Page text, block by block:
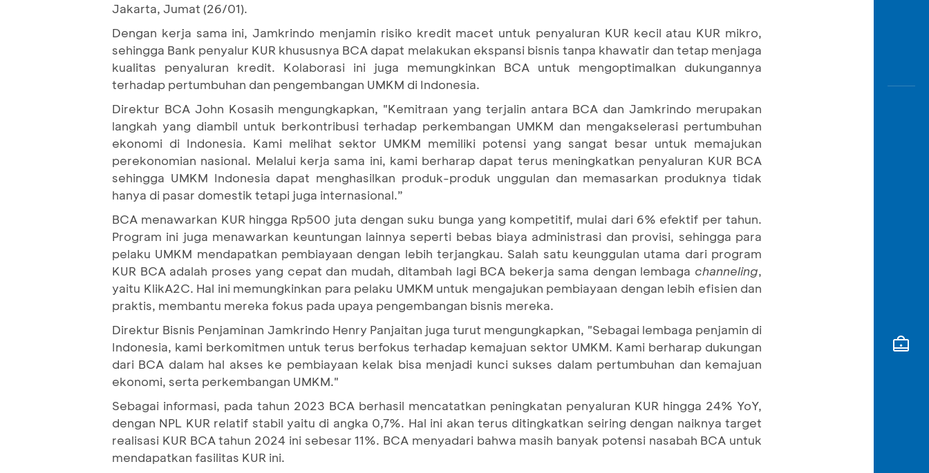
Jakarta, Jumat (26/01).
Dengan kerja sama ini, Jamkrindo menjamin risiko kredit macet untuk penyaluran KUR kecil atau KUR mikro,
sehingga Bank penyalur KUR khususnya BCA dapat melakukan ekspansi bisnis tanpa khawatir dan tetap menjaga
kualitas penyaluran kredit. Kolaborasi ini juga memungkinkan BCA untuk mengoptimalkan dukungannya
terhadap pertumbuhan dan pengembangan UMKM di Indonesia.
Direktur BCA John Kosasih mengungkapkan, "Kemitraan yang terjalin antara BCA dan Jamkrindo merupakan
langkah yang diambil untuk berkontribusi terhadap perkembangan UMKM dan mengakselerasi pertumbuhan
ekonomi di Indonesia. Kami melihat sektor UMKM memiliki potensi yang sangat besar untuk memajukan
perekonomian nasional. Melalui kerja sama ini, kami berharap dapat terus meningkatkan penyaluran KUR BCA
sehingga UMKM Indonesia dapat menghasilkan produk-produk unggulan dan memasarkan produknya tidak
hanya di pasar domestik tetapi juga internasional.”
BCA menawarkan KUR hingga Rp500 juta dengan suku bunga yang kompetitif, mulai dari 6% efektif per tahun.
Program ini juga menawarkan keuntungan lainnya seperti bebas biaya administrasi dan provisi, sehingga para
pelaku UMKM mendapatkan pembiayaan dengan lebih terjangkau. Salah satu keunggulan utama dari program
KUR BCA adalah proses yang cepat dan mudah, ditambah lagi BCA bekerja sama dengan lembaga channeling,
yaitu KlikA2C. Hal ini memungkinkan para pelaku UMKM untuk mengajukan pembiayaan dengan lebih efisien dan
praktis, membantu mereka fokus pada upaya pengembangan bisnis mereka.
Direktur Bisnis Penjaminan Jamkrindo Henry Panjaitan juga turut mengungkapkan, "Sebagai lembaga penjamin di
Indonesia, kami berkomitmen untuk terus berfokus terhadap kemajuan sektor UMKM. Kami berharap dukungan
dari BCA dalam hal akses ke pembiayaan kelak bisa menjadi kunci sukses dalam pertumbuhan dan kemajuan
ekonomi, serta perkembangan UMKM."
Sebagai informasi, pada tahun 2023 BCA berhasil mencatatkan peningkatan penyaluran KUR hingga 24% YoY,
dengan NPL KUR relatif stabil yaitu di angka 0,7%. Hal ini akan terus ditingkatkan seiring dengan naiknya target
realisasi KUR BCA tahun 2024 ini sebesar 11%. BCA menyadari bahwa masih banyak potensi nasabah BCA untuk
mendapatkan fasilitas KUR ini.